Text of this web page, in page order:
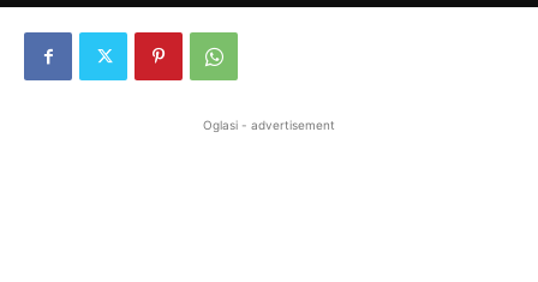
Oglasi - advertisement